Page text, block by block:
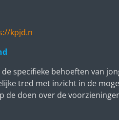
kpjd.n
specifieke behoeften van
tred met inzicht in de
doen over de